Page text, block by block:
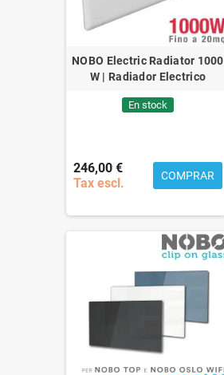
NOBO Electric Radiator 1000
W | Radiador Electrico
En stock
246,00 €
Tax escl.
COMPRAR